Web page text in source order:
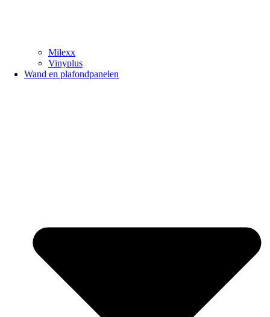
Milexx
Vinyplus
Wand en plafondpanelen